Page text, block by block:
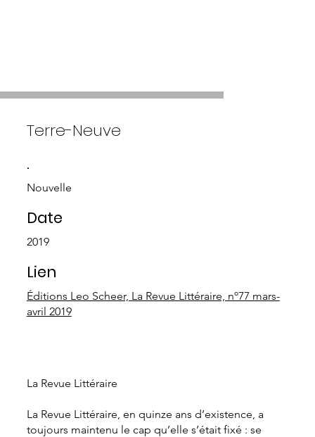
Terre-Neuve
.
Nouvelle
Date
2019
Lien
Éditions Leo Scheer, La Revue Littéraire, nº77 mars-
avril 2019
La Revue Littéraire
La Revue Littéraire, en quinze ans d’existence, a
toujours maintenu le cap qu’elle s’était fixé : se